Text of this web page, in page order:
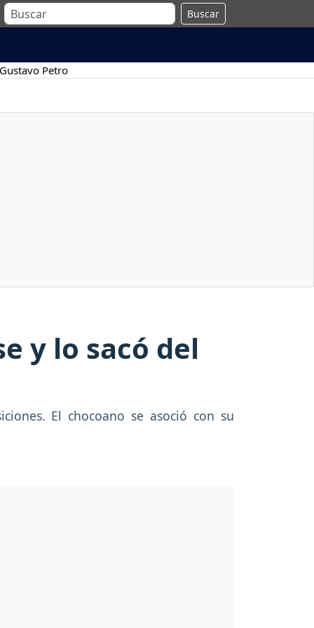
Buscar
Gustavo Petro
y lo sacó del
El chocoano se asoció con su